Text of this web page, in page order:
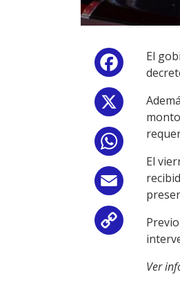
Facebook
WhatsApp
Email
Copy
El
El
Ver